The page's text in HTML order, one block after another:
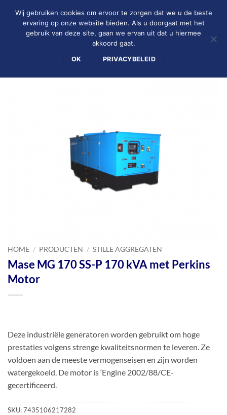
0
HOME / PRODUCTEN / STILLE AGGREGATEN
Mase MG 170 SS-P 170 kVA met Perkins
Motor
Deze industriële generatoren worden gebruikt om hoge
prestaties volgens strenge kwaliteitsnormen te leveren. Ze
voldoen aan de meeste vermogenseisen en zijn worden
watergekoeld. De motor is ‘Engine 2002/88/CE-
gecertificeerd.
SKU:7435106217282
Wij gebruiken cookies om ervoor te zorgen dat we u de beste
ervaring op onze website bieden. Als u doorgaat met het
gebruik van deze site, gaan we ervan uit dat u hiermee
akkoord gaat.
OK PRIVACYBELEID